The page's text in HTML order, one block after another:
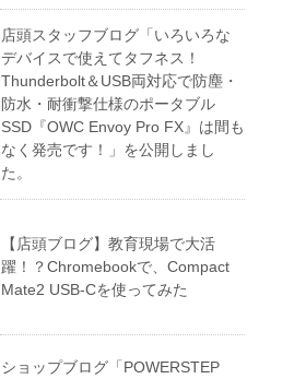
店頭スタッフブログ「いろいろな
デバイスで使えてタフネス！
Thunderbolt＆USB両対応で防塵・
防水・耐衝撃仕様のポータブル
SSD『OWC Envoy Pro FX』は間も
なく発売です！」を公開しまし
た。
【店頭ブログ】教育現場で大活
躍！？Chromebookで、Compact
Mate2 USB-Cを使ってみた
ショップブログ「POWERSTEP